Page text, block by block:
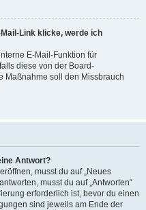
Link klicke, werde ich
E-Mail-Funktion für
diese von der Board-
Maßnahme soll den Missbrauch
Antwort?
musst du auf „Neues
musst du auf „Antworten“
erforderlich ist, bevor du einen
sind jeweils am Ende der